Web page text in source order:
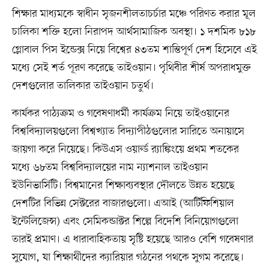
শিক্ষার মাধ্যমকে স্বাধীন সৃজনশীলতাচর্চার মঞ্চে পরিণত করার মূল
চালিকা শক্তি হলো নিরাপদ আর্থসামাজিক অবস্থা। ১ দশমিক ৮১৮
গ্লোবাল পিস ইন্ডেক্স নিয়ে বিশ্বের ৪৩তম শান্তিপূর্ণ দেশ হিসেবে এই
মধ্যে সেই শর্ত পূরণ করেছে তাইওয়ান। পৃথিবীর শীর্ষ অপরাধমুক্ত
দেশগুলোর তালিকার তাইওয়ান চতুর্থ।
কার্যকর পাঠ্যক্রম ও গবেষণাধর্মী কার্যক্রম নিয়ে তাইওয়ানের
বিশ্ববিদ্যালয়গুলো বিশ্বখ্যাত বিদ্যাপীঠগুলোর সারিতে অনায়াসে
জায়গা করে নিয়েছে। কিউএস ওয়ার্ল্ড র‍্যাঙ্কিংয়ে প্রথম শতকের
মধ্যে ৬৮তম বিশ্ববিদ্যালয়ের নাম ন্যাশনাল তাইওয়ান
ইউনিভার্সিটি। বিশ্বমানের শিক্ষাব্যবস্থার দৌলতে উন্নত হয়েছে
দেশটির বিভিন্ন সেক্টরের বাজারগুলো। এআই (আর্টিফিশিয়াল
ইন্টেলিজেন্স) এবং সেমিকন্ডাক্টর শিল্পে বিদেশি বিনিয়োগগুলো
তারই প্রমাণ। এ ধারাবাহিকতায় সৃষ্টি হয়েছে আরও বেশি গবেষণার
সুযোগ, যা শিক্ষার্থীদের ক্যারিয়ার গঠনের পথকে সুগম করেছে।